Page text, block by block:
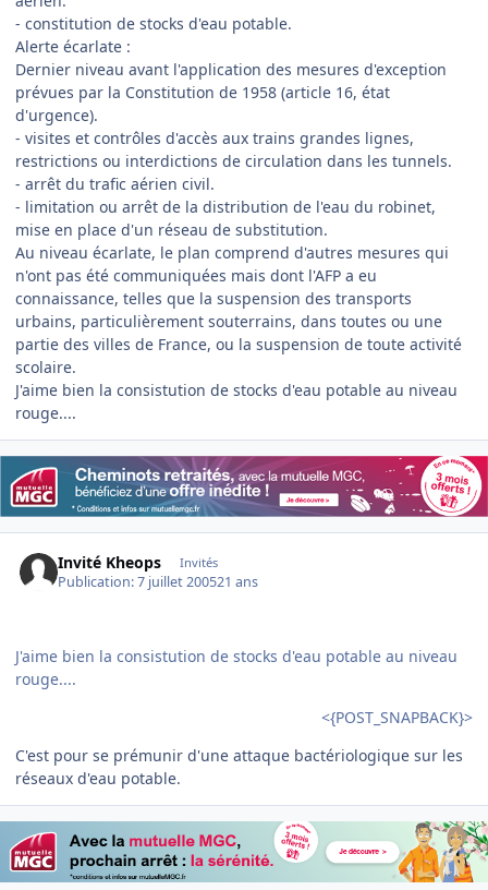
- constitution de stocks d'eau potable.
Alerte écarlate :
Dernier niveau avant l'application des mesures d'exception
prévues par la Constitution de 1958 (article 16, état
d'urgence).
- visites et contrôles d'accès aux trains grandes lignes,
restrictions ou interdictions de circulation dans les tunnels.
- arrêt du trafic aérien civil.
- limitation ou arrêt de la distribution de l'eau du robinet,
mise en place d'un réseau de substitution.
Au niveau écarlate, le plan comprend d'autres mesures qui
n'ont pas été communiquées mais dont l'AFP a eu
connaissance, telles que la suspension des transports
urbains, particulièrement souterrains, dans toutes ou une
partie des villes de France, ou la suspension de toute activité
scolaire.
J'aime bien la consistution de stocks d'eau potable au niveau
rouge....
Invité Kheops Invités
Publication:7 juillet 200521 ans
J'aime bien la consistution de stocks d'eau potable au niveau
rouge....
<{POST_SNAPBACK}>
C'est pour se prémunir d'une attaque bactériologique sur les
réseaux d'eau potable.